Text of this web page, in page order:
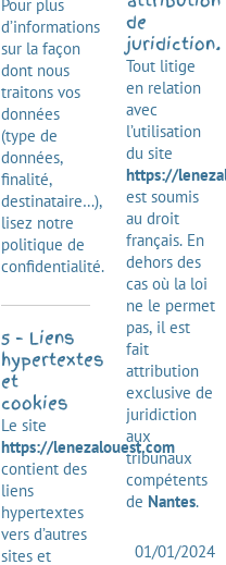
Pour plus
d’informations
sur la façon
dont nous
traitons vos
données
(type de
données,
finalité,
destinataire…),
lisez notre
politique de
confidentialité.
5 – Liens
hypertextes
et
cookies
Le site
https://lenezalouest.com
contient des
liens
hypertextes
vers d’autres
sites et
de
juridiction.
Tout litige
en relation
avec
l’utilisation
du site
https://
est soumis
au droit
français. En
dehors des
cas où la loi
ne le permet
pas, il est
fait
attribution
exclusive de
juridiction
aux
tribunaux
compétents
de Nantes.
01/01/2024